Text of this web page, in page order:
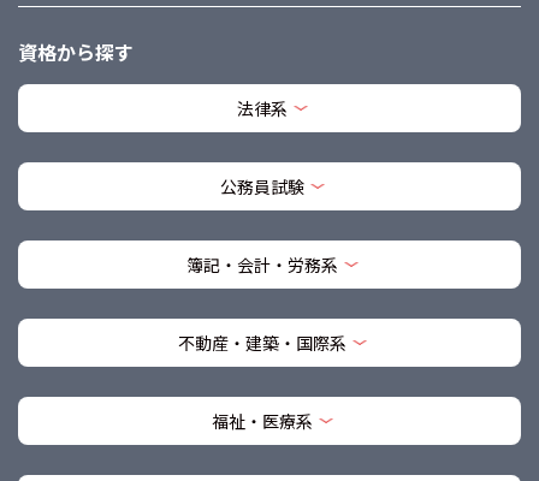
資格から探す
法律系
公務員試験
簿記・会計・労務系
不動産・建築・国際系
福祉・医療系